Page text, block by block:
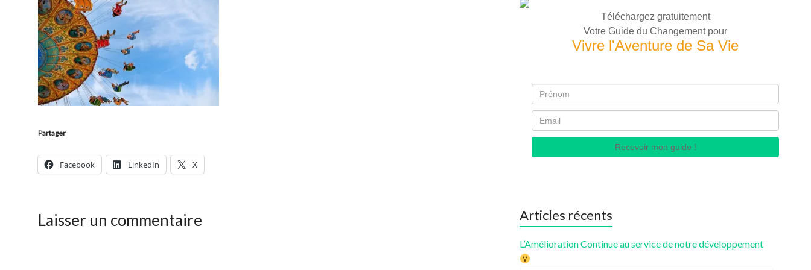
Partager
Facebook LinkedIn X
Laisser un commentaire
Téléchargez gratuitement
Votre Guide du Changement pour
Vivre l'Aventure de Sa Vie
Recevoir mon guide !
Articles récents
L’Amélioration Continue au service de notre développement